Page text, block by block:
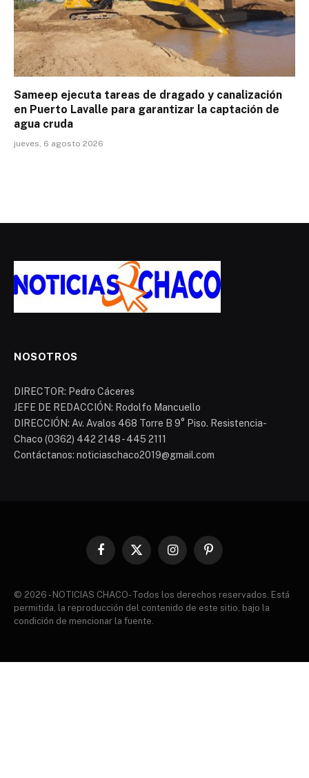
Sameep ejecuta tareas de dragado y canalización
en Puerto Lavalle para garantizar la captación de
agua cruda
jueves, 6 agosto 2026
NOSOTROS
DIRECTOR: Pedro Cáceres
JEFE DE REDACCIÓN: Rodolfo Mancuello
DIRECCIÓN: Av. Avalos 468 Torre B 9° Piso. Resistencia-
Chaco (0362) 442 2148 - 445 2111
Contáctanos: noticiaschaco2019@gmail.com
Facebook
X
InstagramPinterest
© 2026 - NOTICIAS CHACO- Todos los derechos reservados. Está
permitida, la reproducción del contenido de este sitio, bajo la
condición de mencionar la fuente.